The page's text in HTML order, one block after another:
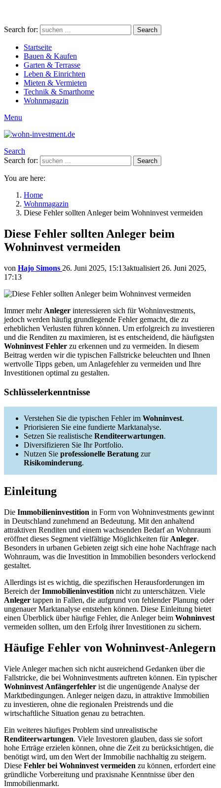
Search for: Search
Startseite
Bauen & Kaufen
Garten & Terrasse
Leben & Einrichten
Mieten & Vermieten
Technik & Smarthome
Wohnmagazin
Menu
Search
Search for:
Search
You are here:
Home
Wohnmagazin
Diese Fehler sollten Anleger beim Wohninvest vermeiden
Diese Fehler sollten Anleger beim
Wohninvest vermeiden
von Hajo Simons 26. Juni 2025, 15:13aktualisiert 26. Juni 2025,
17:13
Immer mehr Anleger interessieren sich für Wohninvestments,
jedoch werden häufig grundlegende Fehler gemacht, die zu
erheblichen Verlusten führen können. Um erfolgreich zu investieren
und die Renditen zu maximieren, ist es entscheidend, die häufigsten
Wohninvest Fehler zu erkennen und zu vermeiden. In diesem
Beitrag werden wir die typischen Fallstricke beleuchten und Ihnen
wertvolle Tipps geben, um Anlagefehler zu vermeiden und Ihre
Investitionen optimal zu gestalten.
Schlüsselerkenntnisse
Verstehen Sie die typischen Fehler im Wohninvest.
Priorisieren Sie eine fundierte Marktanalyse.
Setzen Sie realistische Renditeerwartungen.
Diversifizieren Sie Ihr Portfolio.
Nutzen Sie professionelle Beratung zur
Risikominderung.
Einleitung
Die Immobilieninvestition in Form von Wohninvestments gewinnt
in Deutschland zunehmend an Bedeutung. Mit den anhaltend
attraktiven Renditen und einem wachsenden Bedarf an Wohnraum
eröffnet dieses Segment vielfältige Möglichkeiten für Anleger.
Besonders in urbanen Gebieten zeigt sich eine hohe Nachfrage nach
Wohnraum, was die Investition in Immobilien besonders verlockend
gestaltet.
Allerdings ist es wichtig, die spezifischen Herausforderungen im
Bereich derImmobilieninvestition nicht zu unterschätzen. Viele
Anleger tappen in Fallen, die aufgrund von fehlender Planung oder
ungenauer Marktanalyse entstehen können. Diese Einleitung bietet
einen Überblick über häufige Fehler, die Anleger beim Wohninvest
vermeiden sollten, um den Erfolg ihrer Investitionen zu sichern.
Häufige Fehler von Wohninvest-Anlegern
Viele Anleger machen sich nicht ausreichend Gedanken über die
Fallstricke, die bei Wohninvestments auftreten können. Ein typischer
Wohninvest Anfängerfehler ist die ungenügende Analyse der
Marktbedingungen. Anleger neigen dazu, in attraktive Immobilien
zu investieren, ohne die regionalen Preistrends und die
wirtschaftliche Situation genau zu betrachten.
Ein weiteres häufiges Problem sind unrealistische
Renditeerwartungen. Viele Investoren glauben, dass sie sofort
hohe Erträge erzielen können, ohne die Zeit zu berücksichtigen, die
benötigt wird, um den Wert der Immobilie nachhaltig zu steigern.
Diese Fehler bei Wohninvest vermeiden zu können, erfordert eine
gründliche Vorbereitung und praxisnahe Kenntnisse über den
Immobilienmarkt.